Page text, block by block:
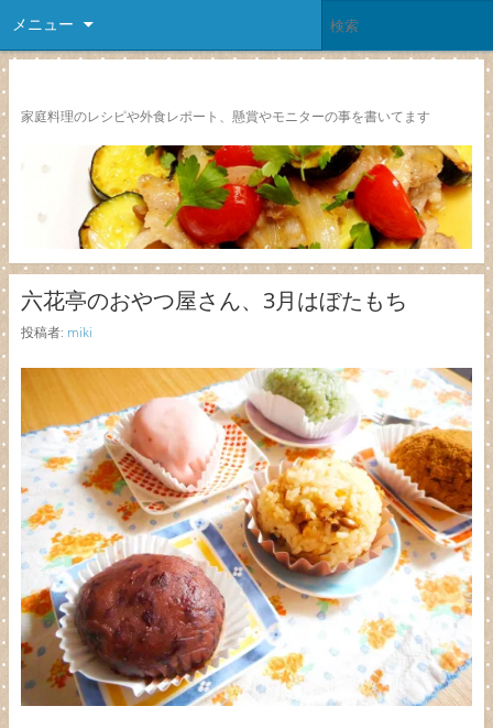
メニュー
家庭料理のレシピや外食レポート、懸賞やモニターの事を書いてます
六花亭のおやつ屋さん、3月はぼたもち
投稿者: miki